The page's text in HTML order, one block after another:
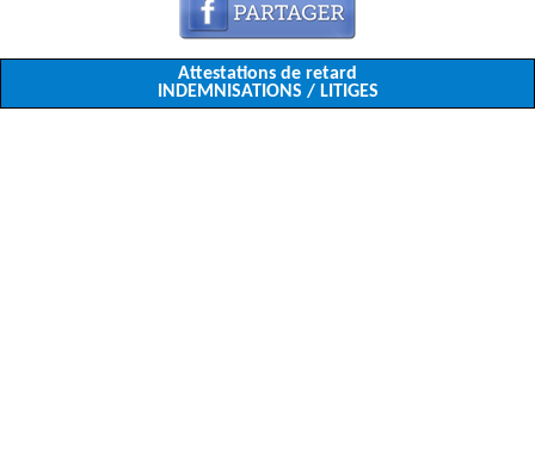
Attestations de retard
INDEMNISATIONS / LITIGES